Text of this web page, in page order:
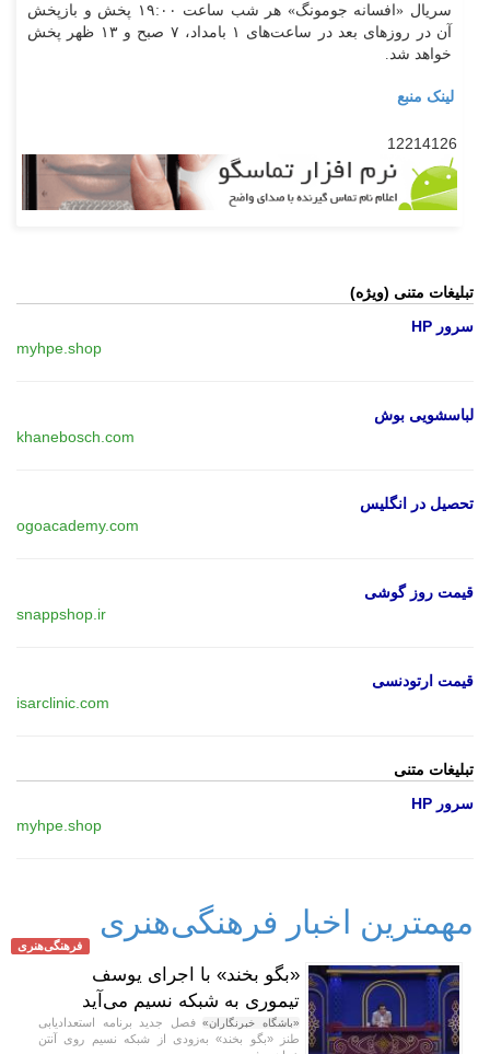
سریال «افسانه جومونگ» هر شب ساعت ۱۹:۰۰ پخش و بازپخش
آن در روزهای بعد در ساعت‌های ۱ بامداد، ۷ صبح و ۱۳ ظهر پخش
خواهد شد.
لینک منبع
12214126
تبلیغات متنی (ویژه)
سرور HP
myhpe.shop
لباسشویی بوش
khanebosch.com
تحصیل در انگلیس
ogoacademy.com
قیمت روز گوشی
snappshop.ir
قیمت ارتودنسی
isarclinic.com
تبلیغات متنی
سرور HP
myhpe.shop
مهمترین اخبار فرهنگی‌هنری
فرهنگی‌هنری
«بگو بخند» با اجرای یوسف
تیموری به شبکه نسیم می‌آید
«باشگاه خبرنگاران»فصل جدید برنامه استعدادیابی
طنز «بگو بخند» به‌زودی از شبکه نسیم روی آنتن